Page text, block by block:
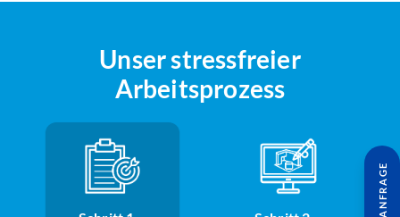
Unser stressfreier
Arbeitsprozess